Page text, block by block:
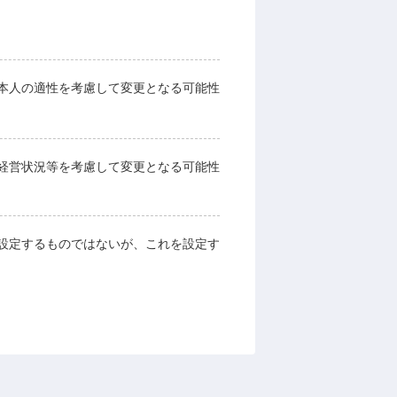
人の適性を考慮して変更となる可能性
営状況等を考慮して変更となる可能性
定するものではないが、これを設定す